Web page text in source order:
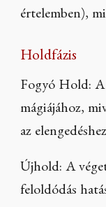
értelemben),
Holdfázis
Fogyó Hold: A
mágiájához,
az
Újhold: A
feloldódás